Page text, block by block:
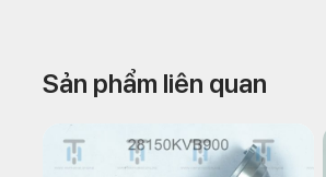
Sản phẩm liên quan